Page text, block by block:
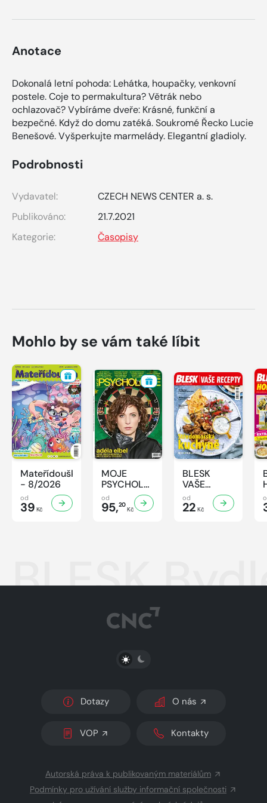
Anotace
Dokonalá letní pohoda: Lehátka, houpačky, venkovní
postele. Coje to permakultura? Větrák nebo
ochlazovač? Vybíráme dveře: Krásné, funkční a
bezpečné. Když do domu zatéká. Soukromé Řecko Lucie
Benešové. Vyšperkujte marmelády. Elegantní gladioly.
Podrobnosti
Vydavatel:
CZECH NEWS CENTER a. s.
Publikováno:
21.7.2021
Kategorie:
Časopisy
Mohlo by se vám také líbit
Mateřídouška
- 8/2026
od
39 Kč
MOJE
PSYCHOLOGIE
- 8/2026
od
95,20
Kč
BLESK
VAŠE
RECEPTY -
8/2026
od
22 Kč
BLESK
PŘEPNOUT SVĚTLÝ/TMAVÝ REŽIM
Dotazy O nás
VOP Kontakty
Autorská práva k publikovaným materiálům
Podmínky pro užívání služby informační společnosti